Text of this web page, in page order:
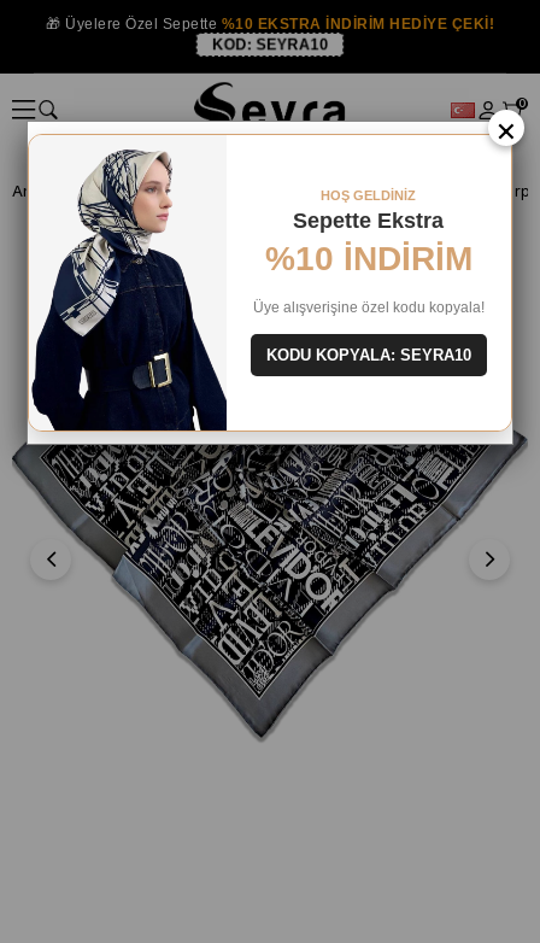
🎁 Üyelere Özel Sepette %10 EKSTRA İNDİRİM HEDİYE ÇEKİ!
KOD: SEYRA10
0
Anasayfa İPEK EŞARP Levidor İpek Eşarp Levidor Tivil İpek Eşarp
×
HOŞ GELDİNİZ
Sepette Ekstra
%10 İNDİRİM
Üye alışverişine özel kodu kopyala!
KODU KOPYALA: SEYRA10